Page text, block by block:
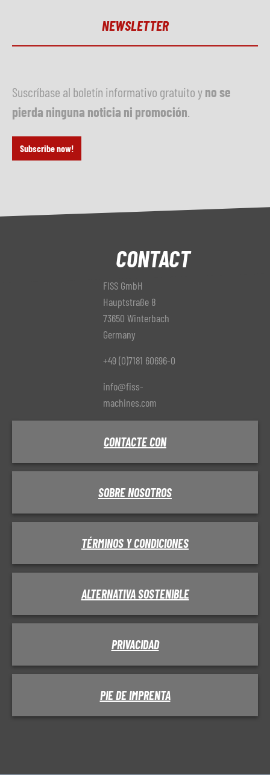
NEWSLETTER
Suscríbase al boletín informativo gratuito yno se
pierda ninguna noticia ni promoción
Subscribe now!
CONTACT
FISS GmbH
Hauptstraße 8
73650 Winterbach
Germany
+49 (0)7181 60696-0
info@fiss-
machines.com
CONTACTE CON
SOBRE NOSOTROS
TÉRMINOS Y CONDICIONES
ALTERNATIVA SOSTENIBLE
PRIVACIDAD
PIE DE IMPRENTA